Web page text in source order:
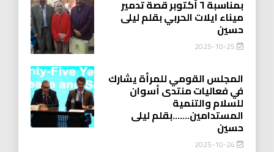
بمناسبة ٦ أكتوبر قصة تدمير
ميناء ايلات الحربي بقلم ليلى
حسين
2025-10-25
المجلس القومي للمرأة يشارك
في فعاليات منتدى أسوان
للسلام والتنمية
المستدامين…….بقلم ليلى
حسين
2025-10-24